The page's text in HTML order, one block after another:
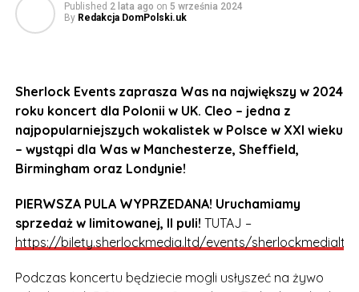
Published 2 lata ago on 5 września 2024
By Redakcja DomPolski.uk
Sherlock Events zaprasza Was na największy w 2024
roku koncert dla Polonii w UK. Cleo – jedna z
najpopularniejszych wokalistek w Polsce w XXI wieku
– wystąpi dla Was w Manchesterze, Sheffield,
Birmingham oraz Londynie!
PIERWSZA PULA WYPRZEDANA! Uruchamiamy
sprzedaż w limitowanej, II puli! TUTAJ –
https://bilety.sherlockmedia.ltd/events/sherlockmedialtd/
Podczas koncertu będziecie mogli usłyszeć na żywo